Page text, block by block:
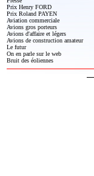
Prix Henry FORD
Prix Roland PAYEN
Aviation commerciale
Avions gros porteurs
Avions d'affaire et légers
Avions de construction amateur
Le futur
On en parle sur le web
Bruit des éoliennes